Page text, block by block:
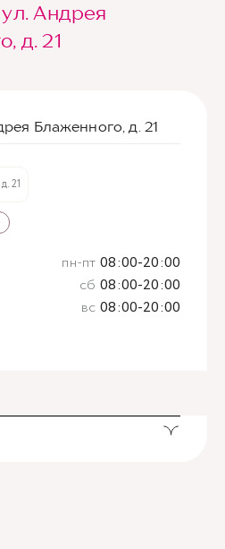
Андрея
д. 21
Блаженного, д. 21
21
пн-пт 08:00-20:00
сб 08:00-20:00
вс 08:00-20:00